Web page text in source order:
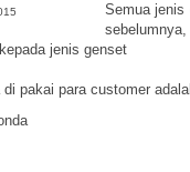
Semua jenis
jenis genset
pakai para customer